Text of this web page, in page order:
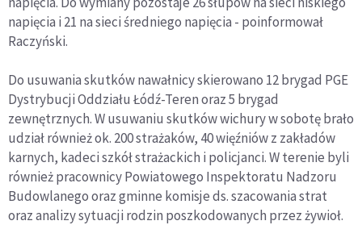
napięcia i 21 na sieci średniego napięcia - poinformował
Raczyński.
Do usuwania skutków nawałnicy skierowano 12 brygad PGE
Dystrybucji Oddziału Łódź-Teren oraz 5 brygad
zewnętrznych. W usuwaniu skutków wichury w sobotę brało
udział również ok. 200 strażaków, 40 więźniów z zakładów
karnych, kadeci szkół strażackich i policjanci. W terenie byli
również pracownicy Powiatowego Inspektoratu Nadzoru
Budowlanego oraz gminne komisje ds. szacowania strat
oraz analizy sytuacji rodzin poszkodowanych przez żywioł.